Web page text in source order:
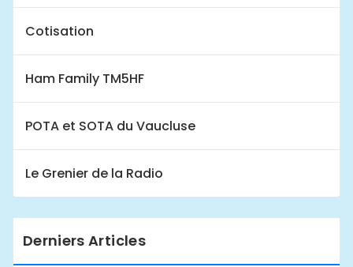
Cotisation
Ham Family TM5HF
POTA et SOTA du Vaucluse
Le Grenier de la Radio
Derniers Articles